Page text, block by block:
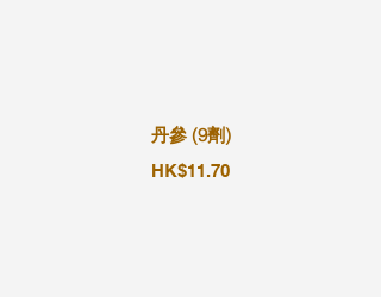
丹參 (9劑)
HK$11.70